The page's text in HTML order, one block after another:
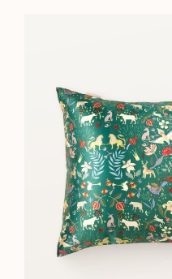
Подпишитесь,
первый заказ и